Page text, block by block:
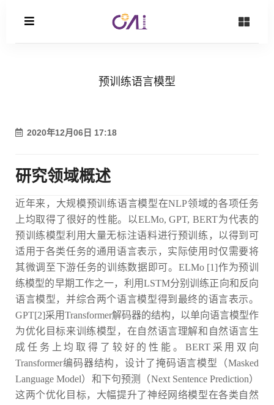
预训练语言模型
2020年12月06日 17:18
研究领域概述
近年来，大规模预训练语言模型在NLP领域的各项任务
上均取得了很好的性能。以ELMo, GPT, BERT为代表的
预训练模型利用大量无标注语料进行预训练，以得到可
适用于各类任务的通用语言表示，实际使用时仅需要将
其微调至下游任务的训练数据即可。ELMo [1]作为预训
练模型的早期工作之一，利用LSTM分别训练正向和反向
语言模型，并综合两个语言模型得到最终的语言表示。
GPT[2]采用Transformer解码器的结构，以单向语言模型作
为优化目标来训练模型，在自然语言理解和自然语言生
成任务上均取得了较好的性能。BERT采用双向
Transformer编码器结构，设计了掩码语言模型（Masked
Language Model）和下句预测（Next Sentence Prediction）
这两个优化目标，大幅提升了神经网络模型在各类自然